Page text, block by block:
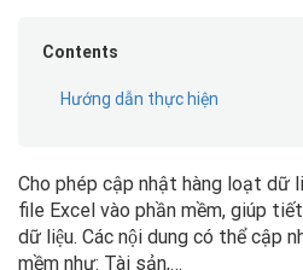
Contents
Hướng dẫn thực hiện
Cho phép cập nhật hàng loạt dữ
file Excel vào phần mềm, giúp
dữ liệu. Các nội dung có thể cập
mềm như: Tài sản,…